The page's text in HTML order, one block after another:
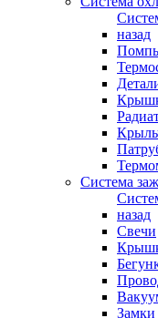
назад
Система
назад
Свечи
Замки